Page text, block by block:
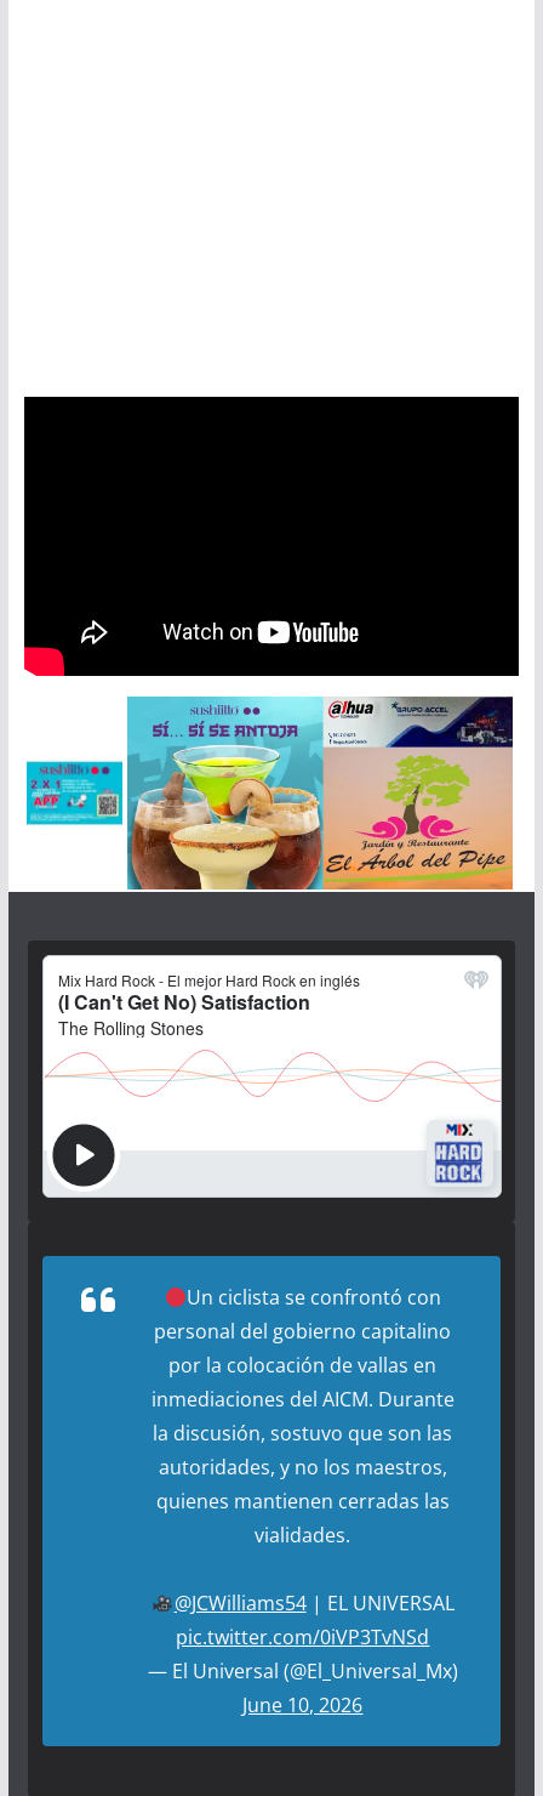
Un ciclista se confrontó con
personal del gobierno capitalino
por la colocación de vallas en
inmediaciones del AICM. Durante
la discusión, sostuvo que son las
autoridades, y no los maestros,
quienes mantienen cerradas las
vialidades.
@JCWilliams54| EL UNIVERSAL
pic.twitter.com/0iVP3TvNSd
— El Universal (@El_Universal_Mx)
June 10, 2026